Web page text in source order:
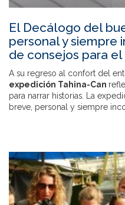
El Decálogo del
personal y
de consejos para el
A su regreso al confort del
expedición Tahina-Can
para narrar historias. La
breve, personal y siempre